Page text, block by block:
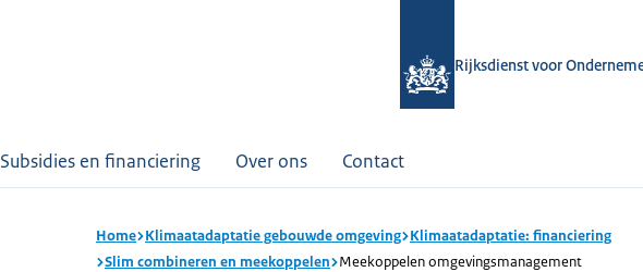
Rijksdienst voor
Subsidies en financiering Over ons Contact
Home Klimaatadaptatie gebouwde omgeving Klimaatadaptatie: financiering
Slim combineren en meekoppelen Meekoppelen omgevingsmanagement